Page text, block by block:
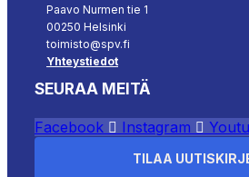
Paavo Nurmen tie 1
00250 Helsinki
toimisto@spv.fi
Yhteystiedot
SEURAA MEITÄ
Facebook Instagram
TILAA